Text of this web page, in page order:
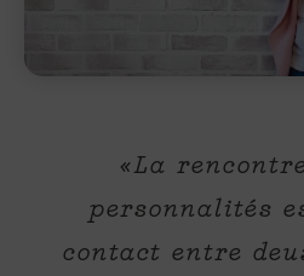
«La
personnalités
contact entre